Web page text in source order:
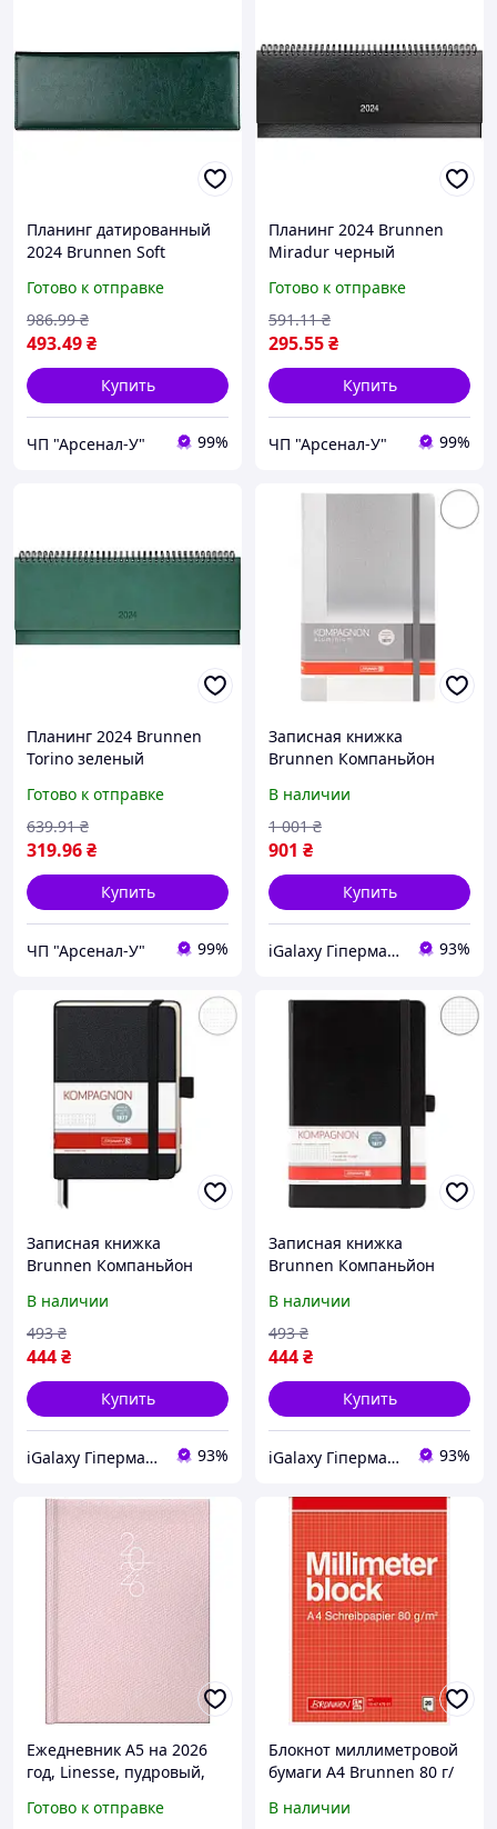
Планинг датированный
2024 Brunnen Soft
Готово к отправке
493.49₴
986.99 ₴
Купить
ЧП "Арсенал-У" 99%
Планинг 2024 Brunnen
Miradur черный
Готово к отправке
295.55₴
591.11 ₴
Купить
ЧП "Арсенал-У" 99%
Планинг 2024 Brunnen
Torino зеленый
Готово к отправке
319.96₴
639.91 ₴
Купить
ЧП "Арсенал-У" 99%
Записная книжка
Brunnen Компаньйон
05
В наличии
901 ₴
1 001 ₴
Купить
iGalaxy Гіпермаркет подарунків 93%
Записная книжка
Brunnen Компаньйон
05
В наличии
444₴
493 ₴
Купить
iGalaxy Гіпермаркет подарунків 93%
Записная книжка
Brunnen Компаньйон
05
В наличии
444₴
493 ₴
Купить
iGalaxy Гіпермаркет подарунків 93%
Ежедневник А5 на 2026
год, Linesse, пудровый,
Готово к отправке
Блокнот миллиметровой
бумаги А4 Brunnen 80 г/
В наличии